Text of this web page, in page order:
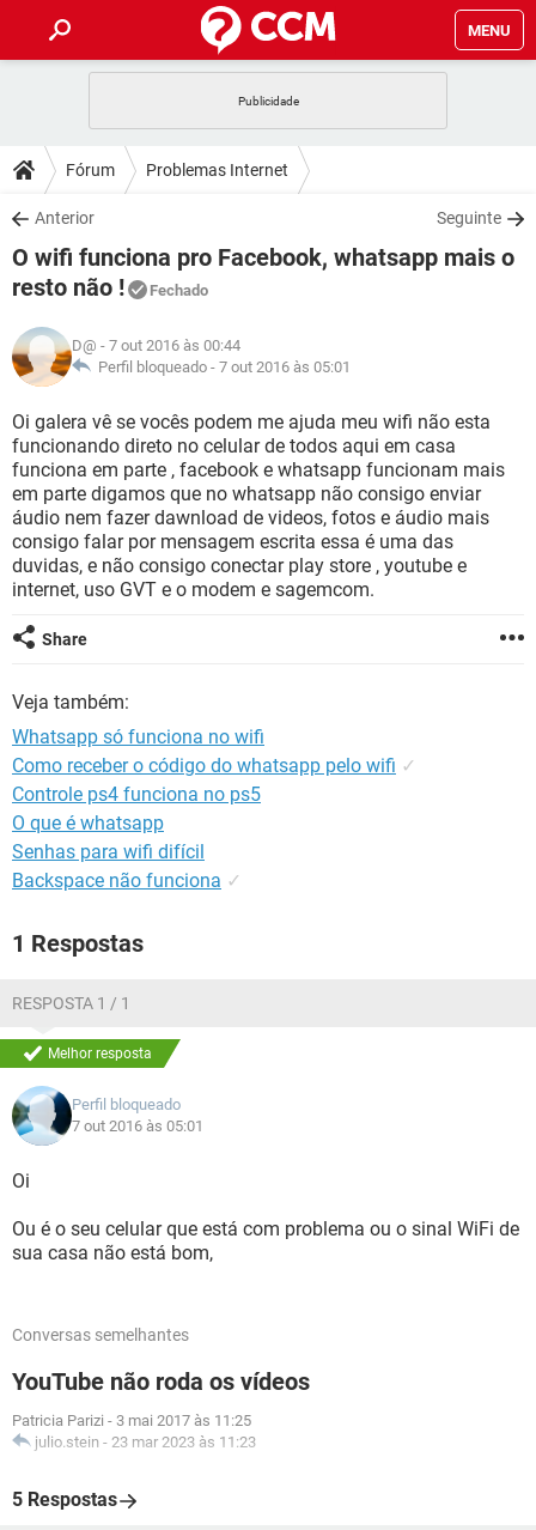
MENU
CELULAR FACEBOOK
OUTLOOK
INSTAGRAM GMAIL
GUIA DE COMPRAS
DICAS
JOGOS WHATSAPP
OUTLOOK
GUIA DE COMPRAS
DOWNLOADS
JOGOS WHATSAPP
CELULAR
OUTLOOK
INSTAGRAM
GUIA DE COMPRAS
FÓRUM
CELULAR FACEBOOK
INSTAGRAM GMAIL
GUIA DE COMPRAS
GLOSSÁRIO
JOGOS
CELULAR FACEBOOK
OUTLOOK EXCEL
INSTAGRAM GMAIL
GUIA DE COMPRAS
Fórum Problemas Internet
Anterior Seguinte
O wifi funciona pro Facebook, whatsapp mais o
resto não !
Fechado
D@ - 7 out 2016 às 00:44
Perfil bloqueado - 7 out 2016 às 05:01
Oi galera vê se vocês podem me ajuda meu wifi não esta
funcionando direto no celular de todos aqui em casa
funciona em parte , facebook e whatsapp funcionam mais
em parte digamos que no whatsapp não consigo enviar
áudio nem fazer dawnload de videos, fotos e áudio mais
consigo falar por mensagem escrita essa é uma das
duvidas, e não consigo conectar play store , youtube e
internet, uso GVT e o modem e sagemcom.
Share
Veja também:
Whatsapp só funciona no wifi
Como receber o código do whatsapp pelo wifi ✓
Controle ps4 funciona no ps5
O que é whatsapp
Senhas para wifi difícil
Backspace não funciona ✓
1 Respostas
RESPOSTA 1 / 1
Melhor resposta
Perfil bloqueado
7 out 2016 às 05:01
Oi
Ou é o seu celular que está com problema ou o sinal WiFi de
sua casa não está bom,
Conversas semelhantes
YouTube não roda os vídeos
Patricia Parizi - 3 mai 2017 às 11:25
julio.stein - 23 mar 2023 às 11:23
5 Respostas